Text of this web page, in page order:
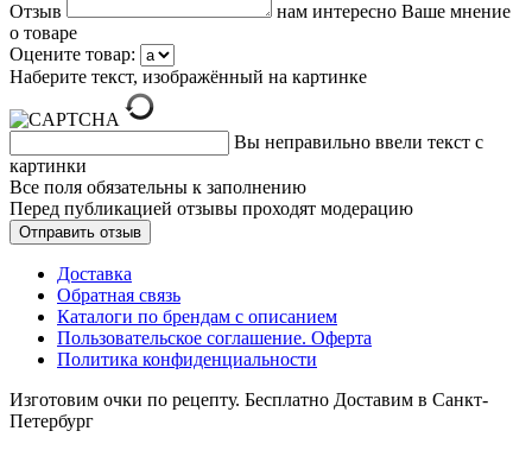
Отзыв
нам интересно Ваше мнение
о товаре
Оцените товар:
Наберите текст, изображённый на картинке
Вы неправильно ввели текст с
картинки
Все поля обязательны к заполнению
Перед публикацией отзывы проходят модерацию
Доставка
Обратная связь
Каталоги по брендам с описанием
Пользовательское соглашение. Оферта
Политика конфиденциальности
Изготовим очки по рецепту. Бесплатно Доставим в Санкт-
Петербург